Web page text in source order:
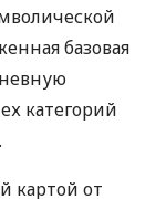
базовая
категорий
картой от